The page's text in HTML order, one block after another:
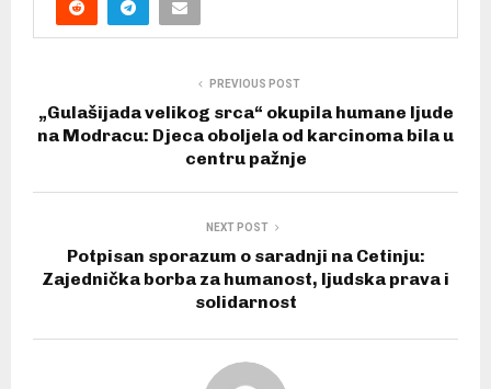
PREVIOUS POST
„Gulašijada velikog srca“ okupila humane ljude
na Modracu: Djeca oboljela od karcinoma bila u
centru pažnje
NEXT POST
Potpisan sporazum o saradnji na Cetinju:
Zajednička borba za humanost, ljudska prava i
solidarnost